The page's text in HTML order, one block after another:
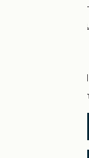
Professionele
Wat is
Accueil Vélo